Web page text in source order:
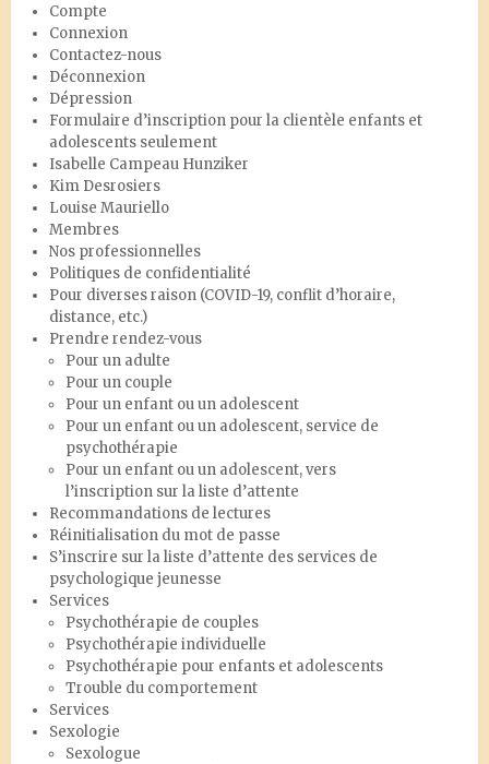
Compte
Connexion
Contactez-nous
Déconnexion
Dépression
Formulaire d’inscription pour la clientèle enfants et
adolescents seulement
Isabelle Campeau Hunziker
Kim Desrosiers
Louise Mauriello
Membres
Nos professionnelles
Politiques de confidentialité
Pour diverses raison (COVID-19, conflit d’horaire,
distance, etc.)
Prendre rendez-vous
Pour un adulte
Pour un couple
Pour un enfant ou un adolescent
Pour un enfant ou un adolescent, service de
psychothérapie
Pour un enfant ou un adolescent, vers
l’inscription sur la liste d’attente
Recommandations de lectures
Réinitialisation du mot de passe
S’inscrire sur la liste d’attente des services de
psychologique jeunesse
Services
Psychothérapie de couples
Psychothérapie individuelle
Psychothérapie pour enfants et adolescents
Trouble du comportement
Services
Sexologie
Sexologue